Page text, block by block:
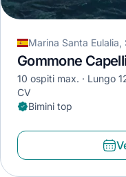
Marina Santa
Gommone
10 ospiti max. Lungo
CV
Bimini top